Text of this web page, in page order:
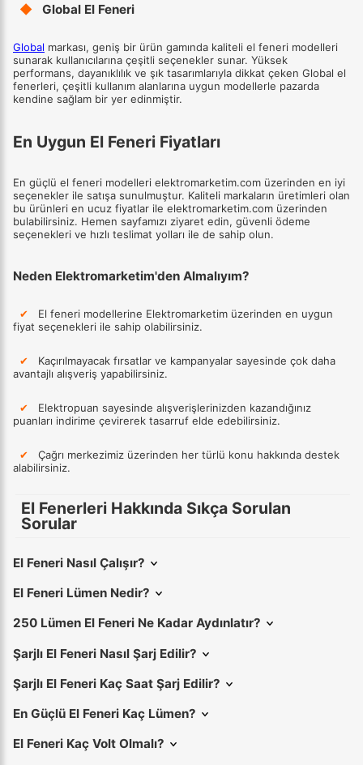
◆ Global El Feneri
Global markası, geniş bir ürün gamında kaliteli el feneri modelleri
sunarak kullanıcılarına çeşitli seçenekler sunar. Yüksek
performans, dayanıklılık ve şık tasarımlarıyla dikkat çeken Global el
fenerleri, çeşitli kullanım alanlarına uygun modellerle pazarda
kendine sağlam bir yer edinmiştir.
En Uygun El Feneri Fiyatları
En güçlü el feneri modelleri elektromarketim.com üzerinden en iyi
seçenekler ile satışa sunulmuştur. Kaliteli markaların üretimleri olan
bu ürünleri en ucuz fiyatlar ile elektromarketim.com üzerinden
bulabilirsiniz. Hemen sayfamızı ziyaret edin, güvenli ödeme
seçenekleri ve hızlı teslimat yolları ile de sahip olun.
Neden Elektromarketim'den Almalıyım?
✔ El feneri modellerine Elektromarketim üzerinden en uygun
fiyat seçenekleri ile sahip olabilirsiniz.
✔
Kaçırılmayacak fırsatlar ve kampanyalar sayesinde çok daha
avantajlı alışveriş yapabilirsiniz.
✔
Elektropuan sayesinde alışverişlerinizden kazandığınız
puanları indirime çevirerek tasarruf elde edebilirsiniz.
✔
Çağrı merkezimiz üzerinden her türlü konu hakkında destek
alabilirsiniz.
El Fenerleri Hakkında Sıkça Sorulan
Sorular
El Feneri Nasıl Çalışır?
El Feneri Lümen Nedir?
250 Lümen El Feneri Ne Kadar Aydınlatır?
Şarjlı El Feneri Nasıl Şarj Edilir?
Şarjlı El Feneri Kaç Saat Şarj Edilir?
En Güçlü El Feneri Kaç Lümen?
El Feneri Kaç Volt Olmalı?